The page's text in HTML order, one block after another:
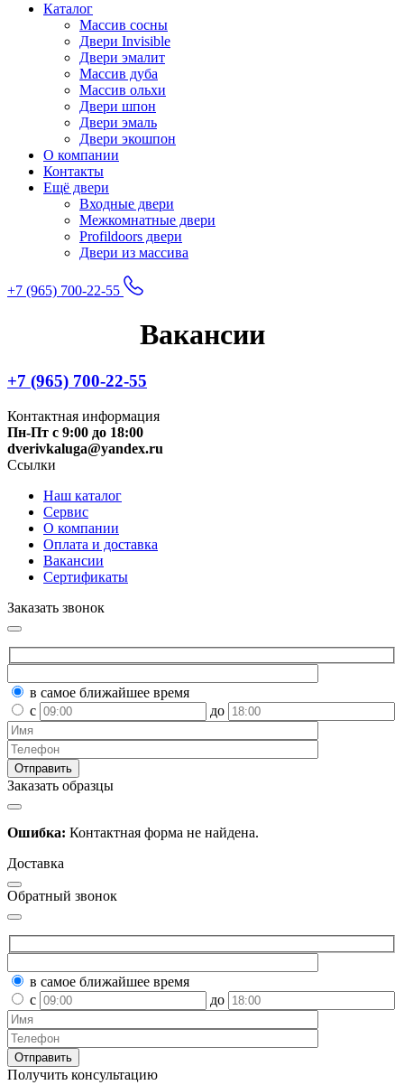
Каталог
Массив сосны
Двери Invisible
Двери эмалит
Массив дуба
Массив ольхи
Двери шпон
Двери эмаль
Двери экошпон
О компании
Контакты
Ещё двери
Входные двери
Межкомнатные двери
Profildoors двери
Двери из массива
+7 (965) 700-22-55
Вакансии
+7 (965) 700-22-55
Контактная информация
Пн-Пт с 9:00 до 18:00
dverivkaluga@yandex.ru
Ссылки
Наш каталог
Сервис
О компании
Оплата и доставка
Вакансии
Сертификаты
Заказать звонок
в самое ближайшее время
с
до
Заказать образцы
Ошибка: Контактная форма не найдена.
Доставка
Обратный звонок
в самое ближайшее время
с
до
Получить консультацию